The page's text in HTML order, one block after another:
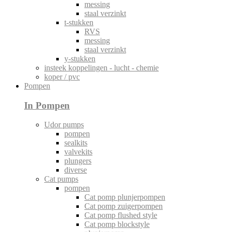
messing
staal verzinkt
t-stukken
RVS
messing
staal verzinkt
y-stukken
insteek koppelingen - lucht - chemie
koper / pvc
Pompen
In Pompen
Udor pumps
pompen
sealkits
valvekits
plungers
diverse
Cat pumps
pompen
Cat pomp plunjerpompen
Cat pomp zuigerpompen
Cat pomp flushed style
Cat pomp blockstyle